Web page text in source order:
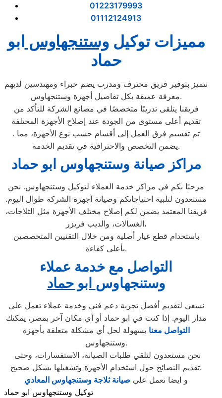
01223179993
01112124913
مميزات توكيلوستنجهاوس ابو
حماد
نتميز بتوفير فريق محترف ومدرب يضم خبراء ومهندسين لديهم
معرفة عميقة بكل تفاصيل أجهزة وستنجهاوس.
فريقنا يتلقى تدريبًا متخصصًا في مصانع الشركة للتأكد من
تقديم أعلى مستوى من الجودة عند إصلاح الأجهزة المختلفة
. تم تقسيم فرق العمل إلى أقسام حسب نوع الأجهزة، مما
يضمن التخصص والاحترافية في تقديم الخدمة.
مراكز صيانة وستنجهاوس ابو حماد
مرحبًا بكم في مراكز خدمة العملاء لتوكيل وستنجهاوس. نحن
مستعدون لتلبية احتياجاتكم وصيانة أجهزة الشركة طوال اليوم.
فريقنا المعتمد يضمن لكم إصلاح مختلف الأجهزة مثل الثلاجات،
الغسالات، والديب فريزر،
باستخدام قطع غيار أصلية ومن خلال التقنيين المتخصصين
بأعلى كفاءة.
التواصل مع خدمة عملاء
وستنجهاوس ابو حماد
نسعى لتقديم أفضل تجربة دعم فني وخدمة عملاء تعمل على
مدار اليوم. إذا كنت في ابو حماد أو أي مكان آخر بمصر، يمكنك
التواصل معنا بسهولة لحل أي مشكلة متعلقة بأجهزة
وستنجهاوس.
تقديم النصائح حول استخدام الأجهزة وتشغيلها بشكل صحيح.
و ايضا نعمل علي صيانة ثلاجة وستنجهاوس المعادي
توكيل وستنجهاوس ابو حماد